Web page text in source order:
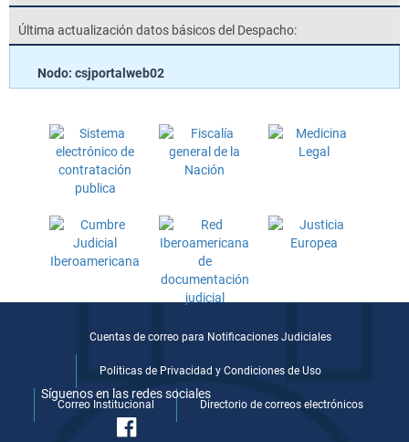
Última actualización datos básicos del Despacho:
Nodo: csjportalweb02
Cuentas de correo para Notificaciones Judiciales
Politicas de Privacidad y Condiciones de Uso
Correo Institucional Directorio de correos electrónicos
Síguenos en las redes sociales